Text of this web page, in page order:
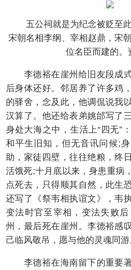
五公祠就是为纪念被贬至此
宋朝名相李纲、宰相赵鼎，宋
位名臣而建的。
李德裕在崖州给旧友段成式
后身体还好。邻居养了许多鸡
的驿舍，念及此，他调侃说我
汉算了。他还给表弟姚邰写了
身处大海之中，生活上“四无”
和平生旧知，但无音讯问候;
助，家徒四壁，往往绝粮，终
活饿死;十月底以来，身患重病
点死去，只得顺其自然，此生
还写了《祭韦相执谊文》，韦
变法时官至宰相，变法失败
州，最后死在崖州。李德裕感
己临风敬吊，愿与他的灵魂同游
李德裕在海南留下的重要著